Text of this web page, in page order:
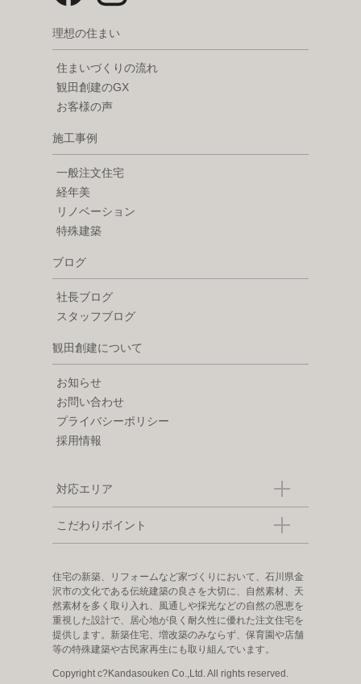
理想の住まい
住まいづくりの流れ
観田創建のGX
お客様の声
施工事例
一般注文住宅
経年美
リノベーション
特殊建築
ブログ
社長ブログ
スタッフブログ
観田創建について
お知らせ
お問い合わせ
プライバシーポリシー
採用情報
対応エリア
こだわりポイント
住宅の新築、リフォームなど家づくりにおいて、石川県金
沢市の文化である伝統建築の良さを大切に、自然素材、天
然素材を多く取り入れ、風通しや採光などの自然の恩恵を
重視した設計で、居心地が良く耐久性に優れた注文住宅を
提供します。新築住宅、増改築のみならず、保育園や店舗
等の特殊建築や古民家再生にも取り組んでいます。
Copyright c?Kandasouken Co.,Ltd. All rights reserved.